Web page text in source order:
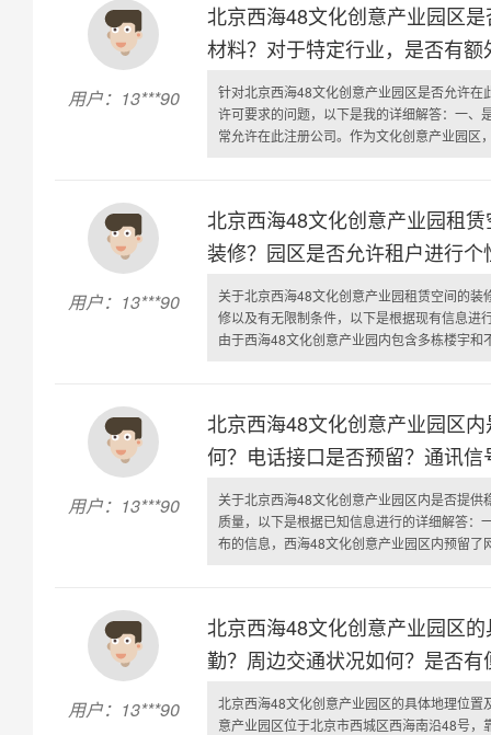
用户：13***90
北京西海48文化创意产业园区
材料？对于特定行业，是否有
针对北京西海48文化创意产业园区是否允许
许可要求的问题，以下是我的详细解答：一、
常允许在此注册公司。作为文化创意产业园区
用户：13***90
北京西海48文化创意产业园租
装修？园区是否允许租户进行
关于北京西海48文化创意产业园租赁空间的
修以及有无限制条件，以下是根据现有信息进
由于西海48文化创意产业园内包含多栋楼宇和
用户：13***90
北京西海48文化创意产业园区
何？电话接口是否预留？通讯信
关于北京西海48文化创意产业园区内是否提
质量，以下是根据已知信息进行的详细解答：
布的信息，西海48文化创意产业园区内预留了
用户：13***90
北京西海48文化创意产业园区
勤？周边交通状况如何？是否
北京西海48文化创意产业园区的具体地理位
意产业园区位于北京市西城区西海南沿48号